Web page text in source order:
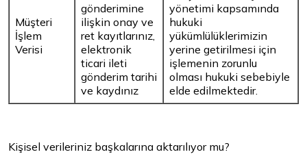
Müşteri
İşlem
Verisi
gönderimine
ilişkin onay ve
ret kayıtlarınız,
elektronik
ticari ileti
gönderim tarihi
ve kaydınız
yönetimi kapsamında
hukuki
yükümlülüklerimizin
yerine getirilmesi için
işlemenin zorunlu
olması hukuki sebebiyle
elde edilmektedir.
Kişisel verileriniz başkalarına aktarılıyor mu?